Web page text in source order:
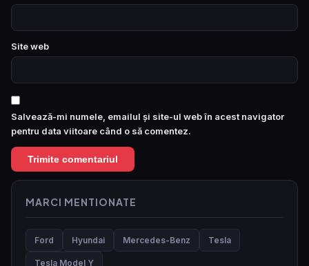
Site web
Salvează-mi numele, emailul și site-ul web în acest navigator
pentru data viitoare când o să comentez.
MARCI MENTIONATE
Ford Hyundai Mercedes-Benz Tesla
Tesla Model Y